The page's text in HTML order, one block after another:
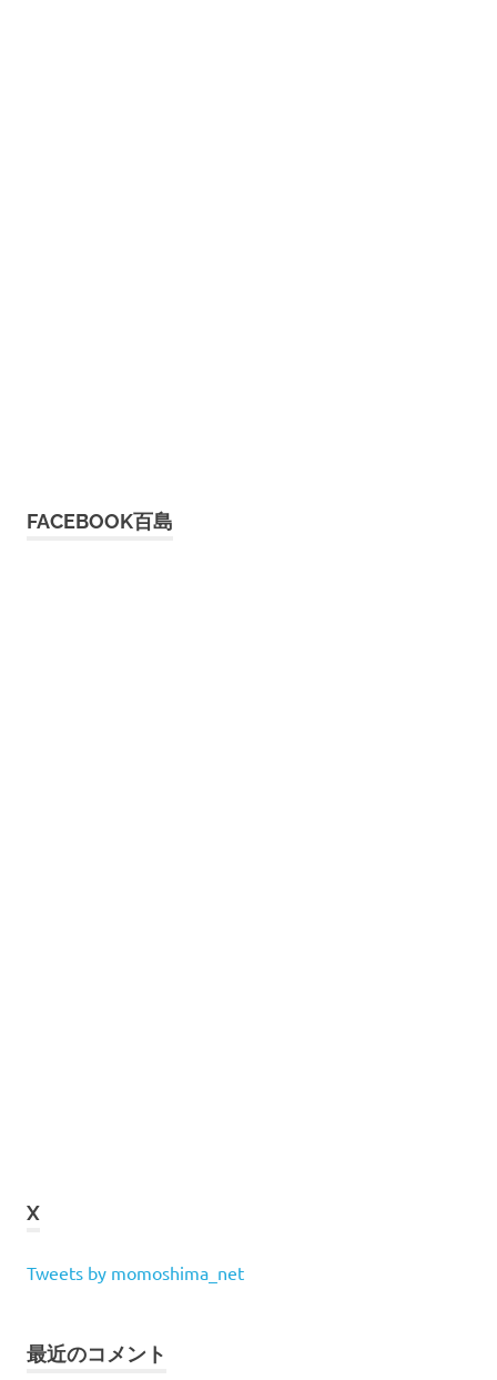
FACEBOOK百島
X
Tweets by momoshima_net
最近のコメント